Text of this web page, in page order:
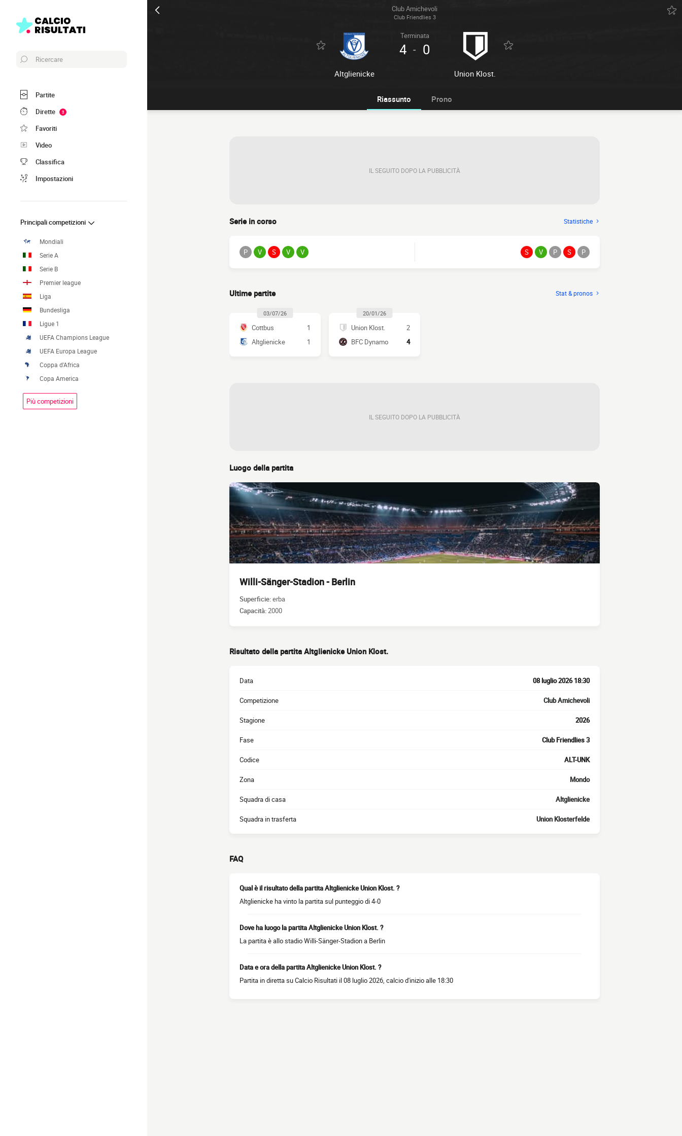
Club Amichevoli
Club Friendlies 3
Altglienicke
Terminata
4 - 0
Union Klost.
Ricercare
Partite
Dirette
3
Favoriti
Video
Classifica
Impostazioni
Principali competizioni
Mondiali
Serie A
Serie B
Premier league
Liga
Bundesliga
Ligue 1
UEFA Champions League
UEFA Europa League
Coppa d'Africa
Copa America
Più competizioni
Riassunto Prono
IL SEGUITO DOPO LA PUBBLICITÀ
Serie in corso Statistiche
P V S V V S V P S P
Ultime partite Stat & pronos
03/07/26
Cottbus
1
Altglienicke
1
20/01/26
Union Klost.
2
BFC Dynamo
4
IL SEGUITO DOPO LA PUBBLICITÀ
Luogo della partita
Willi-Sänger-Stadion - Berlin
Superficie:erba
Capacità:2000
Risultato della partita Altglienicke Union Klost.
Data 08 luglio 2026 18:30
Competizione Club Amichevoli
Stagione 2026
Fase Club Friendlies 3
Codice ALT-UNK
Zona Mondo
Squadra di casa Altglienicke
Squadra in trasferta Union Klosterfelde
FAQ
Qual è il risultato della partita Altglienicke Union Klost. ?
Altglienicke ha vinto la partita sul punteggio di 4-0
Dove ha luogo la partita Altglienicke Union Klost. ?
La partita è allo stadio Willi-Sänger-Stadion a Berlin
Data e ora della partita Altglienicke Union Klost. ?
Partita in diretta su Calcio Risultati il 08 luglio 2026, calcio d'inizio alle 18:30